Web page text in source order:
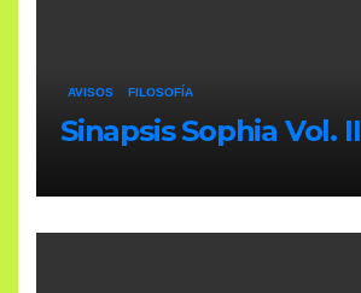
AVISOS FILOSOFÍA
Sinapsis Sophia Vol. II